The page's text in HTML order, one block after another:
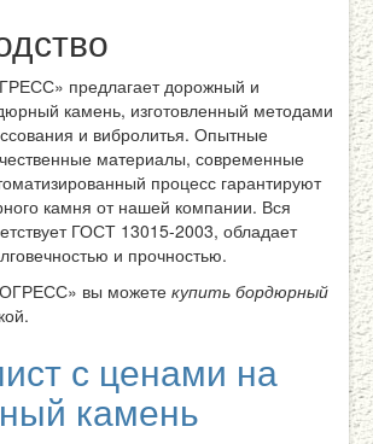
предлагает дорожный и
камень, изготовленный методами
и вибролитья. Опытные
материалы, современные
процесс гарантируют
камня от нашей компании. Вся
ГОСТ 13015-2003, обладает
и прочностью.
вы можете купить бордюрный
с ценами на
камень